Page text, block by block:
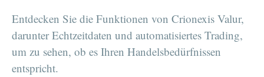
Entdecken Sie die Funktionen von Crionexis Valur,
darunter Echtzeitdaten und automatisiertes Trading,
um zu sehen, ob es Ihren Handelsbedürfnissen
entspricht.